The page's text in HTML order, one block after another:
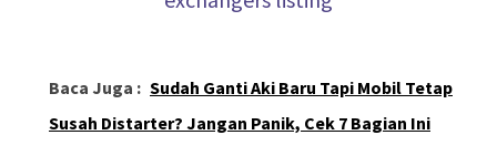
Baca Juga : Sudah Ganti Aki Baru Tapi Mobil Tetap
Susah Distarter? Jangan Panik, Cek 7 Bagian Ini